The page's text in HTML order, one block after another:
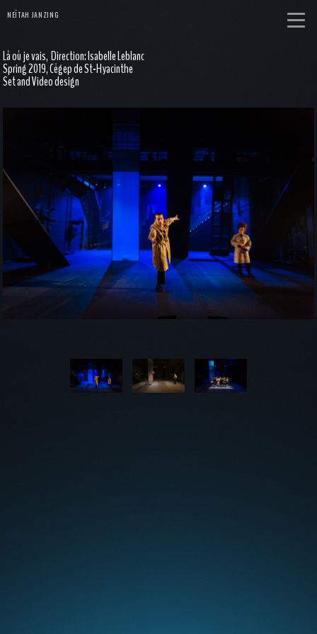
NEÏTAH JANZING
Là où je vais, Direction: Isabelle Leblanc
Spring 2019, Cégep de St-Hyacinthe
Set and Video design